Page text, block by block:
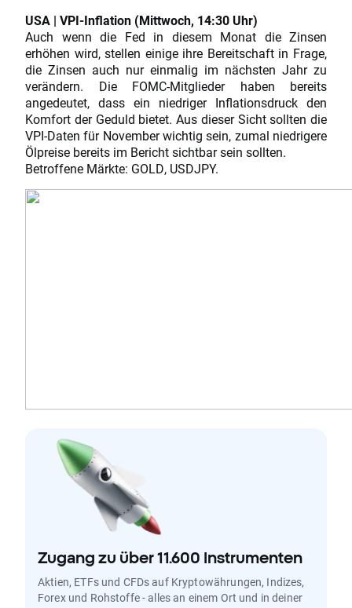
USA | VPI-Inflation (Mittwoch, 14:30 Uhr)
Auch wenn die Fed in diesem Monat die Zinsen
erhöhen wird, stellen einige ihre Bereitschaft in Frage,
die Zinsen auch nur einmalig im nächsten Jahr zu
verändern. Die FOMC-Mitglieder haben bereits
angedeutet, dass ein niedriger Inflationsdruck den
Komfort der Geduld bietet. Aus dieser Sicht sollten die
VPI-Daten für November wichtig sein, zumal niedrigere
Ölpreise bereits im Bericht sichtbar sein sollten.
Betroffene Märkte: GOLD, USDJPY.
Zugang zu über 11.600 Instrumenten
Aktien, ETFs und CFDs auf Kryptowährungen, Indizes,
Forex und Rohstoffe - alles an einem Ort und in deiner